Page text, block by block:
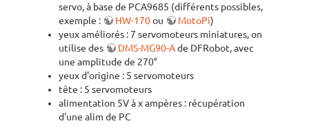
servo, à base de PCA9685 (différents possibles,
exemple :
HW-170ou MotoPi)
yeux améliorés : 7 servomoteurs miniatures, on
utilise des
DMS-MG90-Ade DFRobot, avec
une amplitude de 270°
yeux d'origine : 5 servomoteurs
tête : 5 servomoteurs
alimentation 5V à x ampères : récupération
d'une alim de PC